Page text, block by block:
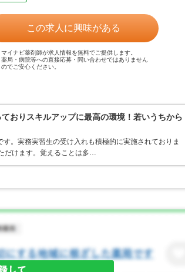
この求人に興味がある
マイナビ薬剤師が求人情報を無料でご提供します。
薬局・病院等への直接応募・問い合わせではありません
のでご安心ください。
おりスキルアップに最高の環境！若いうちから
。実務実習生の受け入れも積極的に実施されておりま
だけます。覚えることは多…